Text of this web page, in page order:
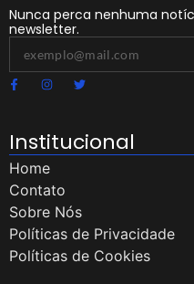
Nunca perca nenhuma
newsletter.
Institucional
Home
Contato
Sobre Nós
Políticas de Privacidade
Políticas de Cookies